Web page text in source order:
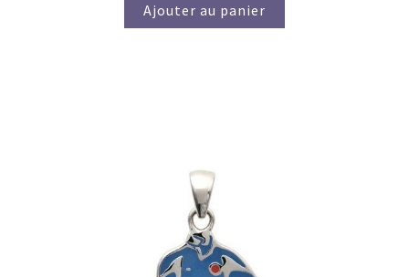
Ajouter au panier